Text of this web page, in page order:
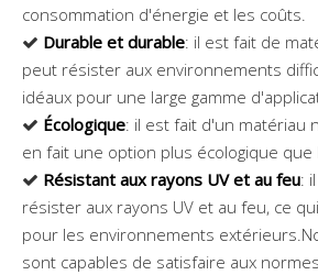
consommation d'énergie et les coûts.
 Durable et durable: il est fait de
peut résister aux environnements
idéaux pour une large gamme
 Écologique: il est fait d'un matériau
en fait une option plus écologique que
 Résistant aux rayons UV et au feu:
résister aux rayons UV et au feu, ce
pour les environnements
sont capables de satisfaire aux